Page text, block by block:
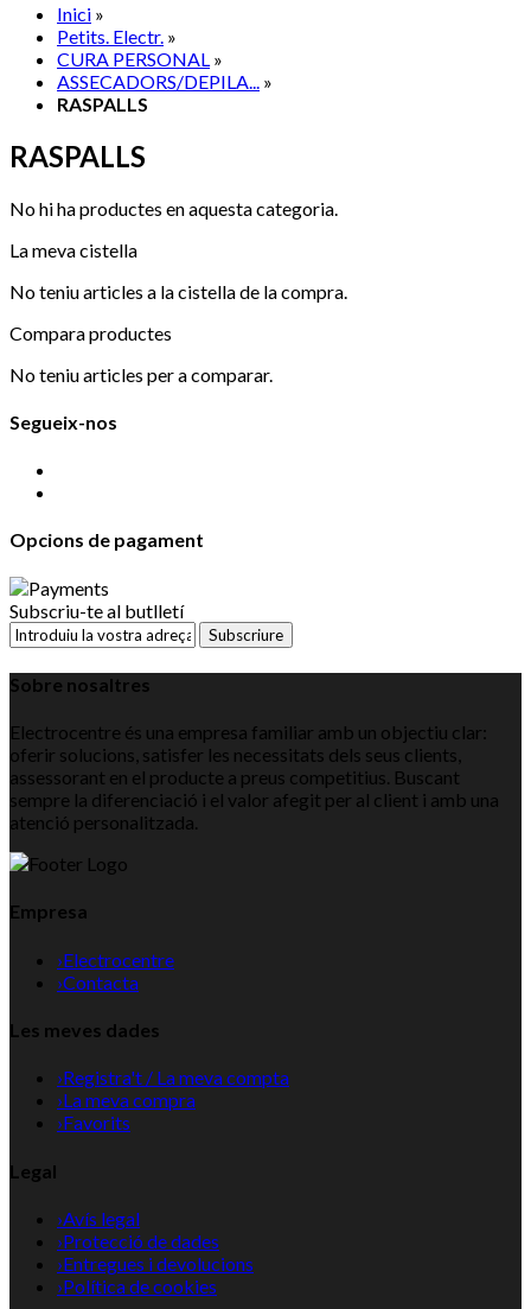
Inici »
Petits. Electr. »
CURA PERSONAL »
ASSECADORS/DEPILA... »
RASPALLS
RASPALLS
No hi ha productes en aquesta categoria.
La meva cistella
No teniu articles a la cistella de la compra.
Compara productes
No teniu articles per a comparar.
Segueix-nos
Opcions de pagament
Subscriu-te al butlletí
Subscriure
Sobre nosaltres
Electrocentre és una empresa familiar amb un objectiu clar:
oferir solucions, satisfer les necessitats dels seus clients,
assessorant en el producte a preus competitius. Buscant
sempre la diferenciació i el valor afegit per al client i amb una
atenció personalitzada.
Empresa
›Electrocentre
›Contacta
Les meves dades
›Registra't / La meva compta
›La meva compra
›Favorits
Legal
›Avís legal
›Protecció de dades
›Entregues i devolucions
›Política de cookies